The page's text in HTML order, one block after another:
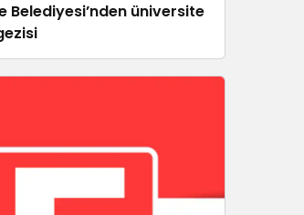
Belediyesi’nden üniversite